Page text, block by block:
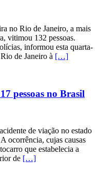
no Rio de Janeiro, a mais
vitimou 132 pessoas.
informou esta quarta-
de Janeiro à […]
pessoas no Brasil
de viação no estado
ocorrência, cujas causas
que estabelecia a
de […]